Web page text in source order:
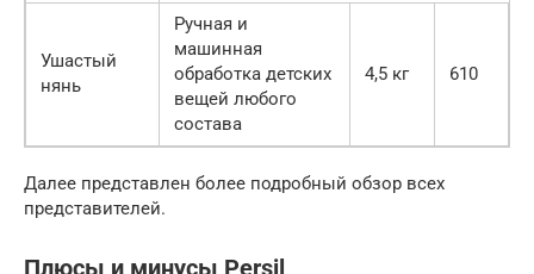
Ушастый
нянь
Ручная и
машинная
обработка детских
вещей любого
состава
4,5 кг 610
Далее представлен более подробный обзор всех
представителей.